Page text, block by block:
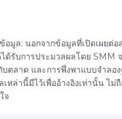
อมูล: นอกจากข้อมูลที่เปิดเผยต่
ด้รับการประมวลผลโดย SMM
ตลาด และการพึ่งพาแบบจำลอ
หล่านี้มีไว้เพื่ออ้างอิงเท่านั้น ไม่
จ